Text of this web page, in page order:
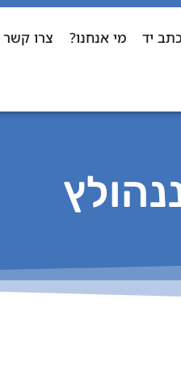
יד מי אנחנו? צרו קשר